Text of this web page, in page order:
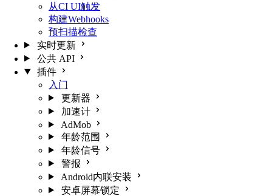
从CI UI触发
构建Webhooks
预扫描检查
实时更新
公共 API
插件
入门
更新器
加速计
AdMob
年龄范围
年龄信号
警报
Android内联安装
安卓屏幕锁定